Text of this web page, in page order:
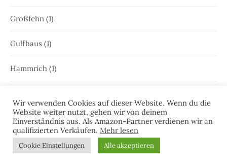
Großfehn (1)
Gulfhaus (1)
Hammrich (1)
Harlesiel(9)
Hauke Holjansen(5)
Wir verwenden Cookies auf dieser Website. Wenn du die
Website weiter nutzt, gehen wir von deinem
Einverständnis aus. Als Amazon-Partner verdienen wir an
qualifizierten Verkäufen. Mehr lesen
Cookie Einstellungen Alle akzeptieren